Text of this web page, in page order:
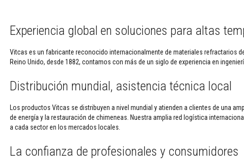
cementos
Selladores
resistentes
altas
Adhesivos
para
azulejos
lechadas
Experiencia global en soluciones para altas
Vitcas es un fabricante reconocido internacionalmente de materiales refractarios
Reino Unido, desde 1882, contamos con más de un siglo de experiencia en
Distribución mundial, asistencia técnica local
Los productos Vitcas se distribuyen a nivel mundial y atienden a clientes de una
de energía y la restauración de chimeneas. Nuestra amplia red logística
a cada sector en los mercados locales.
La confianza de profesionales y consumidores